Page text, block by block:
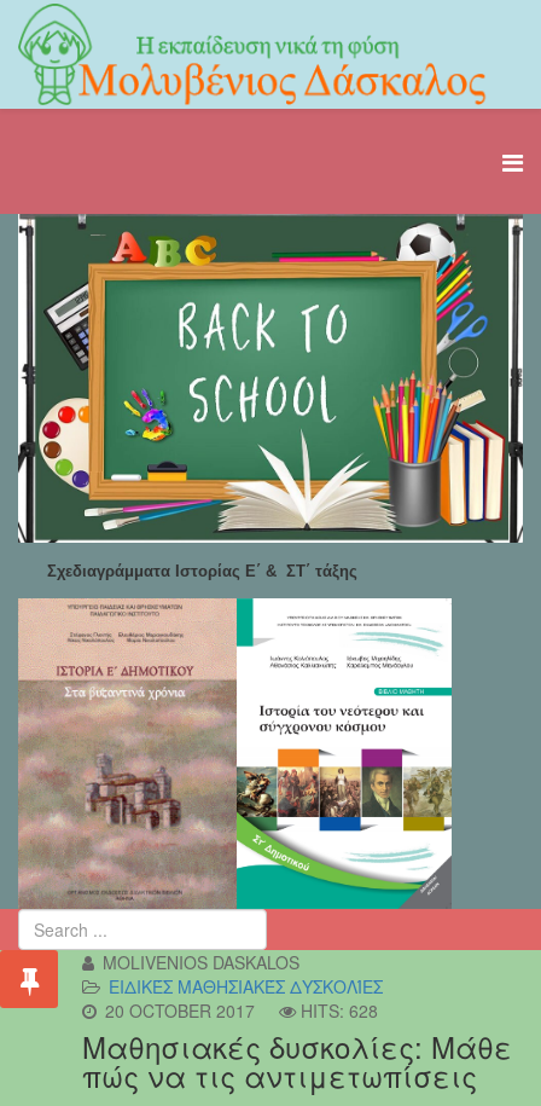
Σχεδιαγράμματα Ιστορίας Ε΄ & ΣΤ΄ τάξης
MOLIVENIOS DASKALOS
ΕΙΔΙΚΈΣ ΜΑΘΗΣΙΑΚΈΣ ΔΥΣΚΟΛΊΕΣ
20 OCTOBER 2017
HITS: 628
Μαθησιακές δυσκολίες: Μάθε
πώς να τις αντιμετωπίσεις